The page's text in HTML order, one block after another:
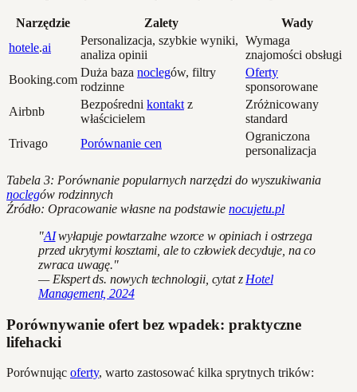
Narzędzie Zalety
Wady
hotele.ai
Personalizacja, szybkie wyniki,
analiza opinii
Wymaga
znajomości obsługi
Booking.com
Duża baza noclegów, filtry
rodzinne
Oferty
sponsorowane
Airbnb
Bezpośredni kontakt z
właścicielem
Zróżnicowany
standard
Trivago
Porównanie cen
Ograniczona
personalizacja
Tabela 3: Porównanie popularnych narzędzi do wyszukiwania
noclegów rodzinnych
Źródło: Opracowanie własne na podstawie nocujetu.pl
"AIwyłapuje powtarzalne wzorce w opiniach i ostrzega
przed ukrytymi kosztami, ale to człowiek decyduje, na co
zwraca uwagę."
— Ekspert ds. nowych technologii, cytat z Hotel
Management, 2024
Porównywanie ofert bez wpadek: praktyczne
lifehacki
Porównując oferty, warto zastosować kilka sprytnych trików: